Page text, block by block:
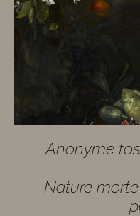
Anonyme
Nature